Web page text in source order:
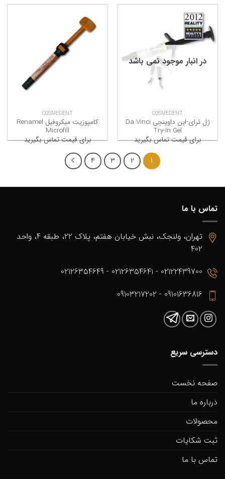
در انبار موجود نمی باشد
COSMEDENT
ژل ترای-این داوینچی Da Vinci
Try-In Gel
برای قیمت تماس بگیرید
COSMEDENT
کامپوزیت میکروفیل Renamel
Microfill
برای قیمت تماس بگیرید
1
2
3
4
تماس با ما
تهران، ولنجک، نبش خیابان هفتم، پلاک 22، طبقه 4، واحد
402
02122439700 - 02126354641 - 02126354649
09101636816 - 09103217202
دسترسی سریع
صفحه نخست
درباره ما
محصولات
ثبت شکایات
تماس با ما